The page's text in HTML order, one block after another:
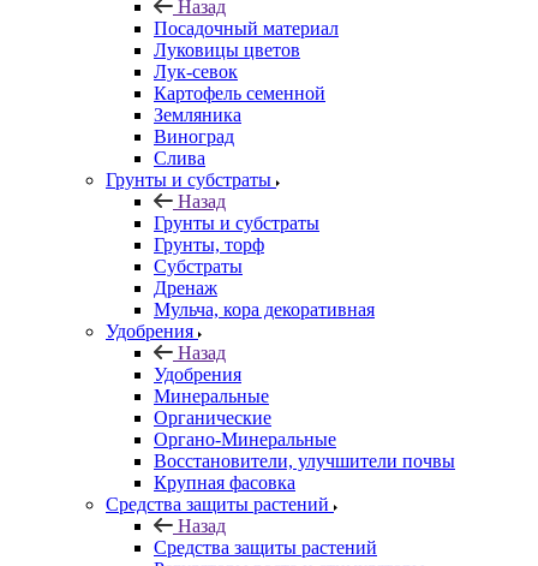
Назад
Посадочный материал
Луковицы цветов
Лук-севок
Картофель семенной
Земляника
Виноград
Слива
Грунты и субстраты
Назад
Грунты и субстраты
Грунты, торф
Субстраты
Дренаж
Мульча, кора декоративная
Удобрения
Назад
Удобрения
Минеральные
Органические
Органо-Минеральные
Восстановители, улучшители почвы
Крупная фасовка
Средства защиты растений
Назад
Средства защиты растений